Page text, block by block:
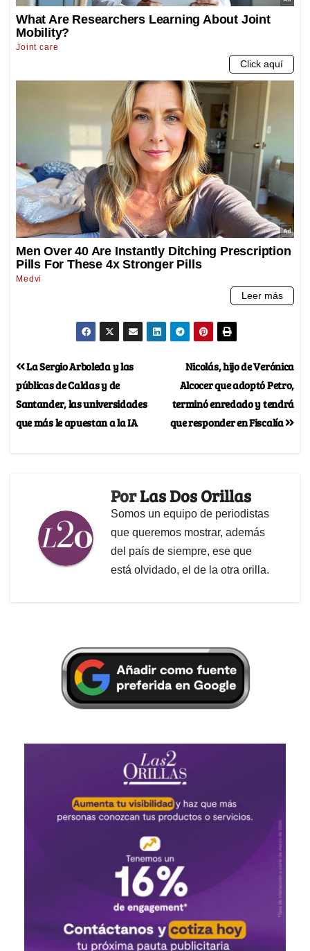
Nicolás, hijo de Verónica
Alcocer que adoptó Petro,
terminó enredado y tendrá
que responder en Fiscalía
La Sergio Arboleda y las
públicas de Caldas y de
Santander, las universidades
que más le apuestan a la IA
PorLas Dos Orillas
Somos un equipo de periodistas
que queremos mostrar, además
del país de siempre, ese que
está olvidado, el de la otra orilla.